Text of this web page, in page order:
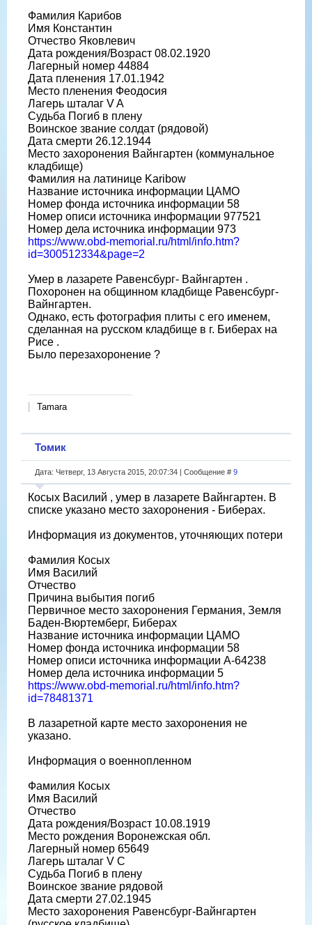
Фамилия Карибов
Имя Константин
Отчество Яковлевич
Дата рождения/Возраст 08.02.1920
Лагерный номер 44884
Дата пленения 17.01.1942
Место пленения Феодосия
Лагерь шталаг V A
Судьба Погиб в плену
Воинское звание солдат (рядовой)
Дата смерти 26.12.1944
Место захоронения Вайнгартен (коммунальное
кладбище)
Фамилия на латинице Karibow
Название источника информации ЦАМО
Номер фонда источника информации 58
Номер описи источника информации 977521
Номер дела источника информации 973
https://www.obd-memorial.ru/html/info.htm?
id=300512334&page=2
Умер в лазарете Равенсбург- Вайнгартен .
Похоронен на общинном кладбище Равенсбург-
Вайнгартен.
Однако, есть фотография плиты с его именем,
сделанная на русском кладбище в г. Биберах на
Рисе .
Было перезахоронение ?
Tamara
Томик
Дата: Четверг, 13 Августа 2015, 20:07:34 | Сообщение # 9
Косых Василий , умер в лазарете Вайнгартен. В
списке указано место захоронения - Биберах.
Информация из документов, уточняющих потери
Фамилия Косых
Имя Василий
Отчество
Причина выбытия погиб
Первичное место захоронения Германия, Земля
Баден-Вюртемберг, Биберах
Название источника информации ЦАМО
Номер фонда источника информации 58
Номер описи источника информации A-64238
Номер дела источника информации 5
https://www.obd-memorial.ru/html/info.htm?
id=78481371
В лазаретной карте место захоронения не
указано.
Информация о военнопленном
Фамилия Косых
Имя Василий
Отчество
Дата рождения/Возраст 10.08.1919
Место рождения Воронежская обл.
Лагерный номер 65649
Лагерь шталаг V C
Судьба Погиб в плену
Воинское звание рядовой
Дата смерти 27.02.1945
Место захоронения Равенсбург-Вайнгартен